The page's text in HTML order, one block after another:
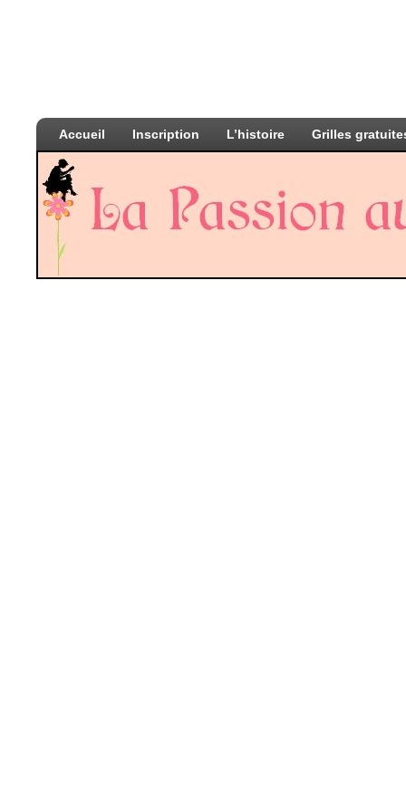
Accueil Inscription L’histoire Grilles